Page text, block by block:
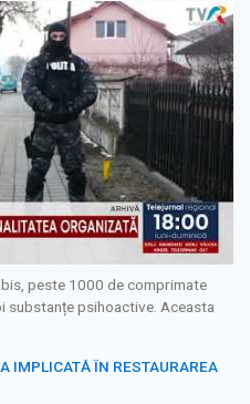
peste 1000 de comprimate
substanțe psihoactive. Aceasta
IMPLICATĂ ÎN RESTAURAREA